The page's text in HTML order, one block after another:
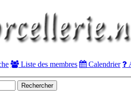
Liste des membres Calendrier